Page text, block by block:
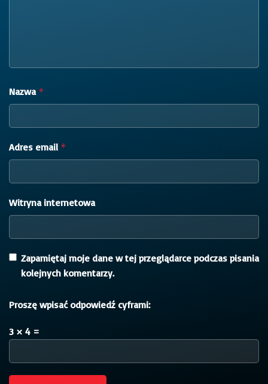
Nazwa *
Adres email *
Witryna internetowa
Zapamiętaj moje dane w tej przeglądarce podczas pisania
kolejnych komentarzy.
Proszę wpisać odpowiedź cyframi:
3 × 4 =